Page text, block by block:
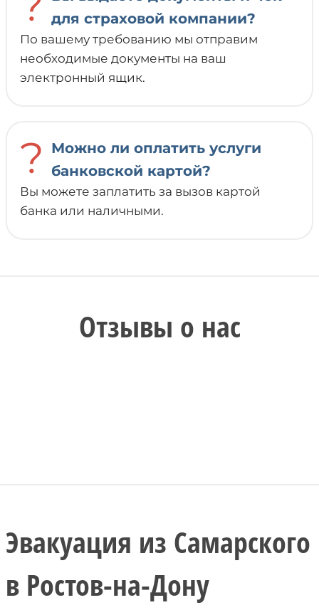
для страховой компании?
По вашему требованию мы отправим
необходимые документы на ваш
электронный ящик.
?
Можно ли оплатить услуги
банковской картой?
Вы можете заплатить за вызов картой
банка или наличными.
Отзывы о нас
Эвакуация из Самарского
в Ростов-на-Дону